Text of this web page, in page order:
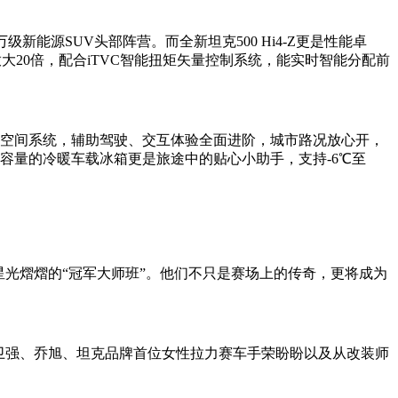
新能源SUV头部阵营。而全新坦克500 Hi4-Z更是性能卓
20倍，配合iTVC智能扭矩矢量控制系统，能实时智能分配前
间系统，辅助驾驶、交互体验全面进阶，城市路况放心开，
量的冷暖车载冰箱更是旅途中的贴心小助手，支持-6℃至
熠熠的“冠军大师班”。他们不只是赛场上的传奇，更将成为
、乔旭、坦克品牌首位女性拉力赛车手荣盼盼以及从改装师